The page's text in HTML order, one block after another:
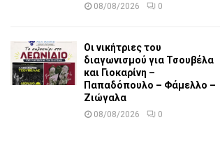
08/08/2026 0
Οι νικήτριες του
διαγωνισμού για Τσουβέλα
και Γιοκαρίνη –
Παπαδόπουλο – Φάμελλο –
Ζιώγαλα
08/08/2026 0